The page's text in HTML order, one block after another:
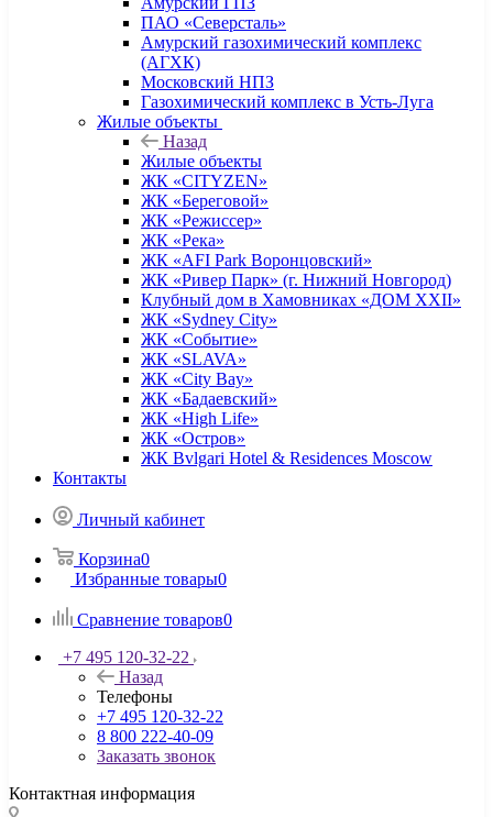
ПАО «Северсталь»
Амурский газохимический комплекс
(АГХК)
Московский НПЗ
Газохимический комплекс в Усть-Луга
Жилые объекты
Назад
Жилые объекты
ЖК «CITYZEN»
ЖК «Береговой»
ЖК «Режиссер»
ЖК «Река»
ЖК «AFI Park Воронцовский»
ЖК «Ривер Парк» (г. Нижний Новгород)
Клубный дом в Хамовниках «ДОМ XXII»
ЖК «Sydney City»
ЖК «Событие»
ЖК «SLAVA»
ЖК «City Bay»
ЖК «Бадаевский»
ЖК «High Life»
ЖК «Остров»
ЖК Bvlgari Hotel & Residences Moscow
Контакты
Личный кабинет
Корзина0
Избранные товары0
Сравнение товаров0
+7 495 120-32-22
Назад
Телефоны
+7 495 120-32-22
8 800 222-40-09
Заказать звонок
Контактная информация